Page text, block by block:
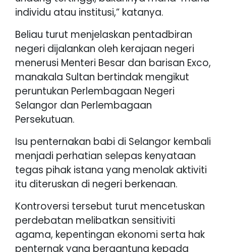
individu atau institusi,” katanya.
Beliau turut menjelaskan pentadbiran
negeri dijalankan oleh kerajaan negeri
menerusi Menteri Besar dan barisan Exco,
manakala Sultan bertindak mengikut
peruntukan Perlembagaan Negeri
Selangor dan Perlembagaan
Persekutuan.
Isu penternakan babi di Selangor kembali
menjadi perhatian selepas kenyataan
tegas pihak istana yang menolak aktiviti
itu diteruskan di negeri berkenaan.
Kontroversi tersebut turut mencetuskan
perdebatan melibatkan sensitiviti
agama, kepentingan ekonomi serta hak
penternak yang bergantung kepada